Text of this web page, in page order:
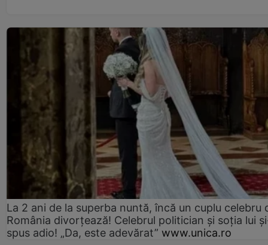
La 2 ani de la superba nuntă, încă un cuplu celebru
România divorțează! Celebrul politician și soția lui
spus adio! „Da, este adevărat” www.unica.ro